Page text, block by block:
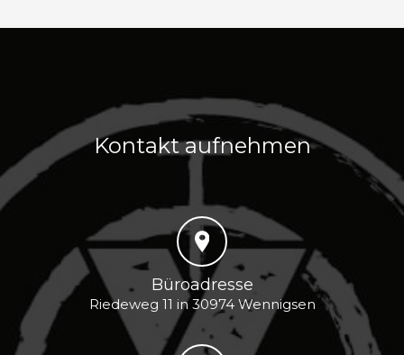
Kontakt aufnehmen
Büroadresse
Riedeweg 11 in 30974 Wennigsen